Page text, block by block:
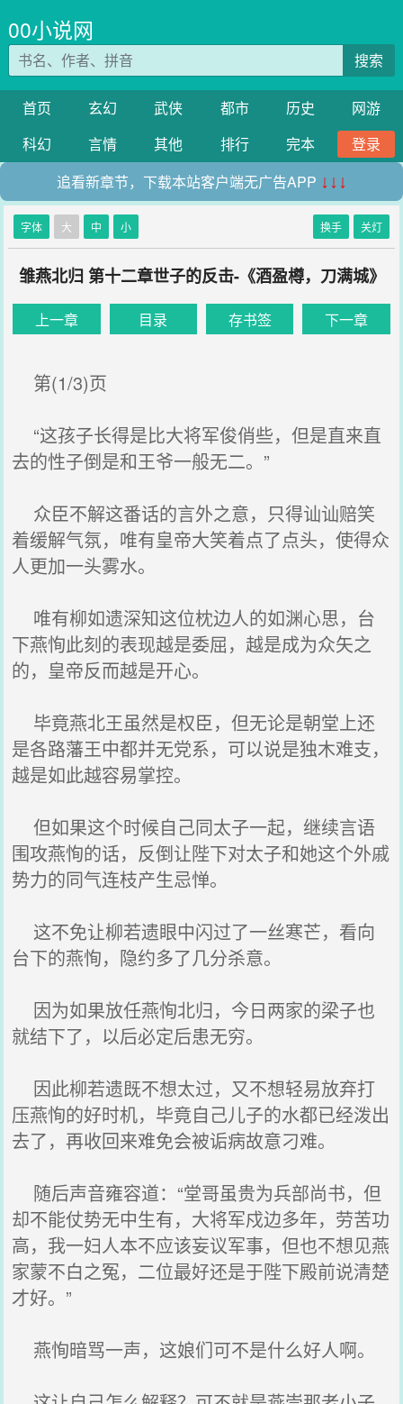
00小说网
搜索
首页 玄幻 武侠 都市 历史
网游
科幻
言情 其他 排行 完本
登录
追看新章节，下载本站客户端无广告APP ↓↓↓
字体 大 中 小 换手 关灯
雏燕北归 第十二章世子的反击-《酒盈樽，刀满城》
上一章 目录 存书签 下一章
第(1/3)页
“这孩子长得是比大将军俊俏些，但是直来直
去的性子倒是和王爷一般无二。”
众臣不解这番话的言外之意，只得讪讪赔笑
着缓解气氛，唯有皇帝大笑着点了点头，使得众
人更加一头雾水。
唯有柳如遗深知这位枕边人的如渊心思，台
下燕恂此刻的表现越是委屈，越是成为众矢之
的，皇帝反而越是开心。
毕竟燕北王虽然是权臣，但无论是朝堂上还
是各路藩王中都并无党系，可以说是独木难支，
越是如此越容易掌控。
但如果这个时候自己同太子一起，继续言语
围攻燕恂的话，反倒让陛下对太子和她这个外戚
势力的同气连枝产生忌惮。
这不免让柳若遗眼中闪过了一丝寒芒，看向
台下的燕恂，隐约多了几分杀意。
因为如果放任燕恂北归，今日两家的梁子也
就结下了，以后必定后患无穷。
因此柳若遗既不想太过，又不想轻易放弃打
压燕恂的好时机，毕竟自己儿子的水都已经泼出
去了，再收回来难免会被诟病故意刁难。
随后声音雍容道：“堂哥虽贵为兵部尚书，但
却不能仗势无中生有，大将军戍边多年，劳苦功
高，我一妇人本不应该妄议军事，但也不想见燕
家蒙不白之冤，二位最好还是于陛下殿前说清楚
才好。”
燕恂暗骂一声，这娘们可不是什么好人啊。